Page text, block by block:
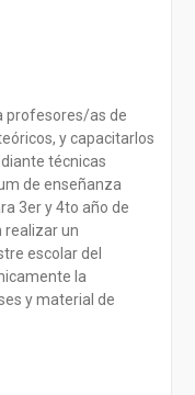
profesores/as de
y capacitarlos
técnicas
de enseñanza
3er y 4to año de
realizar un
escolar del
la
y material de